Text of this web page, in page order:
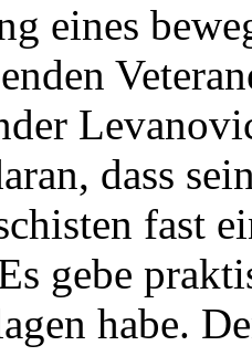
eines
dass
fast
gebe
habe.